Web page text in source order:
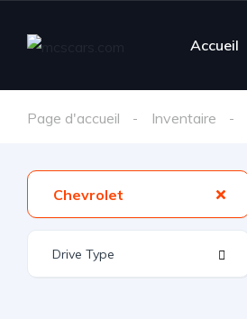
Accueil
Page d'accueil Inventaire
Chevrolet